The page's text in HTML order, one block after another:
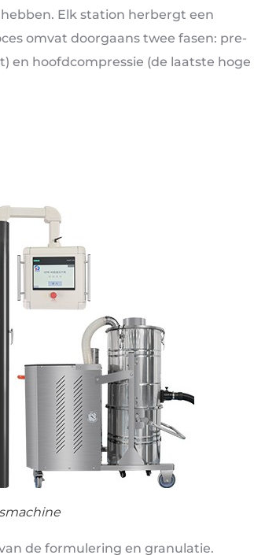
Elk station herbergt een
omvat doorgaans twee fasen: pre-
en hoofdcompressie (de laatste hoge
de formulering en granulatie.